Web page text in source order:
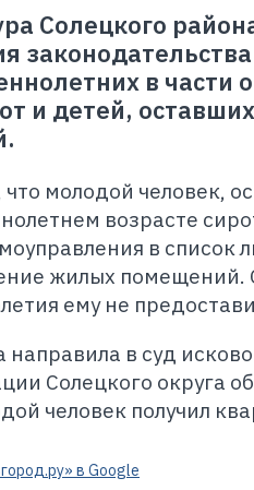
Солецкого
в части
и детей,
молодой человек,
возрасте
в
жилых
ему не
направила в суд
Солецкого округа
человек получил
в Google